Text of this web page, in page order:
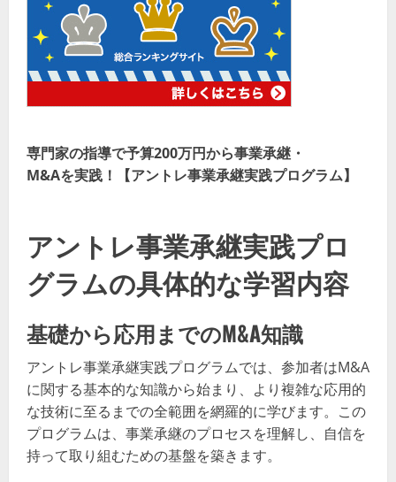
専門家の指導で予算200万円から事業承継・
M&Aを実践！【アントレ事業承継実践プログラム】
アントレ事業承継実践プロ
グラムの具体的な学習内容
基礎から応用までのM&A知識
アントレ事業承継実践プログラムでは、参加者はM&A
に関する基本的な知識から始まり、より複雑な応用的
な技術に至るまでの全範囲を網羅的に学びます。この
プログラムは、事業承継のプロセスを理解し、自信を
持って取り組むための基盤を築きます。